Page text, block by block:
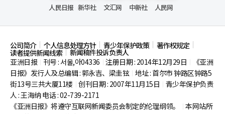
人民日报 新华社 文汇网 中新社 人民网
公司简介 个人信息处理方针 青少年保护政策 著作权规定
读者提供新闻线索
新闻稿件投诉负责人
亚洲日报
刊号 : 서울,아04336 注册日期 : 2014年12月29日
《亚洲
日报》发行人及总编辑 : 郭永吉、梁圭铉 地址 : 首尔市钟路区钟路5
街13号三共大厦11楼 创刊日期 : 2007年11月15日
青少年保护负责
人 : 王海纳 电话 : 02-739-2171
《亚洲日报》将遵守互联网新闻委员会制定的伦理纲领。
本网站所